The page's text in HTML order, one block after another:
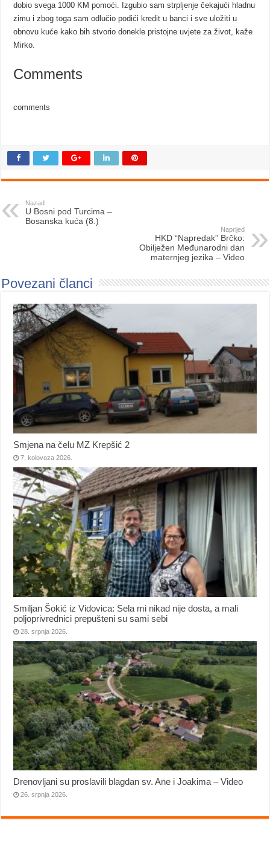
dobio svega 1000 KM pomoći. Izgubio sam strpljenje čekajući hladnu
zimu i zbog toga sam odlučio podići kredit u banci i sve uložiti u
obnovu kuće kako bih stvorio donekle pristojne uvjete za život, kaže
Mirko.
Comments
comments
Nazad
U Bosni pod Turcima –
Bosanska kuća (8.)
Naprijed
HKD “Napredak” Brčko:
Obilježen Međunarodni dan
maternjeg jezika – Video
Povezani članci
Smjena na čelu MZ Krepšić 2
7. kolovoza 2026.
Smiljan Šokić iz Vidovica: Sela mi nikad nije dosta, a mali
poljoprivrednici prepušteni su sami sebi
28. srpnja 2026.
Drenovljani su proslavili blagdan sv. Ane i Joakima – Video
26. srpnja 2026.